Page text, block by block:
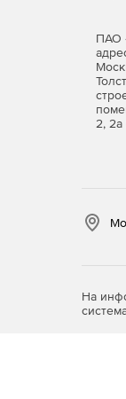
ПАО
2, 2а
На